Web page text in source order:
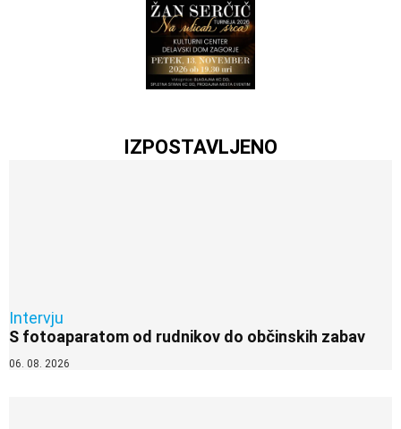
IZPOSTAVLJENO
Intervju
S fotoaparatom od rudnikov do občinskih zabav
06. 08. 2026